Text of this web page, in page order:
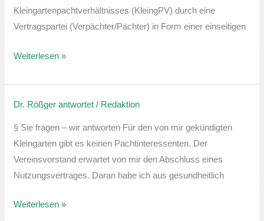
Kleingartenpachtverhältnisses (KleingPV) durch eine
Vertragspartei (Verpächter/Pächter) in Form einer einseitigen
Weiterlesen »
Dr. Rößger antwortet / Redaktion
§ Sie fragen – wir antworten Für den von mir gekündigten
Kleingarten gibt es keinen Pachtinteressenten. Der
Vereinsvorstand erwartet von mir den Abschluss eines
Nutzungsvertrages. Daran habe ich aus gesundheitlich
Nutzungsvertrag
Weiterlesen »